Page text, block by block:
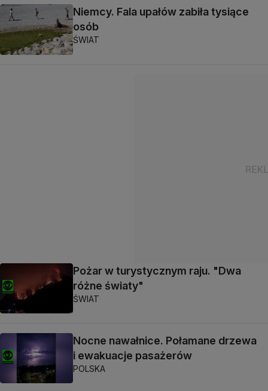
Niemcy. Fala upałów zabiła tysiące
osób
ŚWIAT
Pożar w turystycznym raju. "Dwa
różne światy"
ŚWIAT
Nocne nawałnice. Połamane drzewa
i ewakuacje pasażerów
POLSKA